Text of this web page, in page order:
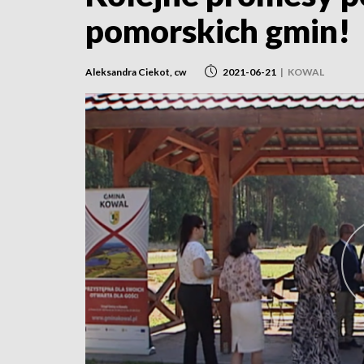
pomorskich gmin!
Aleksandra Ciekot, cw 2021-06-21 | KOWAL